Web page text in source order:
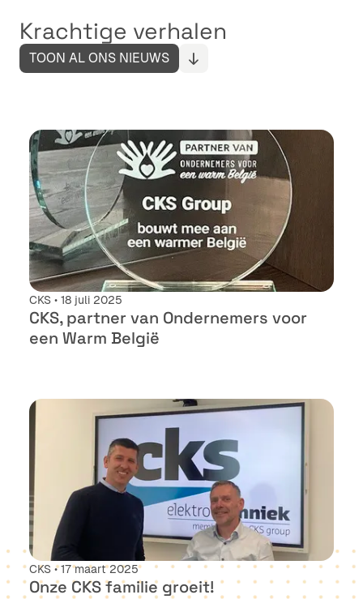
Krachtige verhalen
TOON AL ONS NIEUWS
CKS • 18 juli 2025
CKS, partner van Ondernemers voor
een Warm België
CKS • 17 maart 2025
Onze CKS familie groeit!